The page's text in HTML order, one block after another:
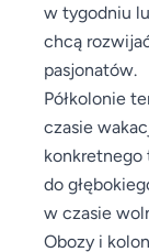
w tygodniu
chcą
pasjonatów.
Półkolonie
czasie
konkretnego
do
w czasie
Obozy i